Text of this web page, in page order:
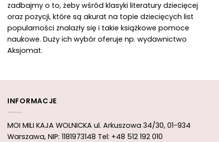
zadbajmy o to, żeby wśród klasyki literatury dziecięcej
oraz pozycji, które są akurat na topie dziecięcych list
popularności znalazły się i takie książkowe pomoce
naukowe. Duży ich wybór oferuje np. wydawnictwo
Aksjomat.
INFORMACJE
MOI MILI KAJA WOLNICKA ul. Arkuszowa 34/30, 01-934
Warszawa, NIP: 1181973148 Tel: +48 512 192 010